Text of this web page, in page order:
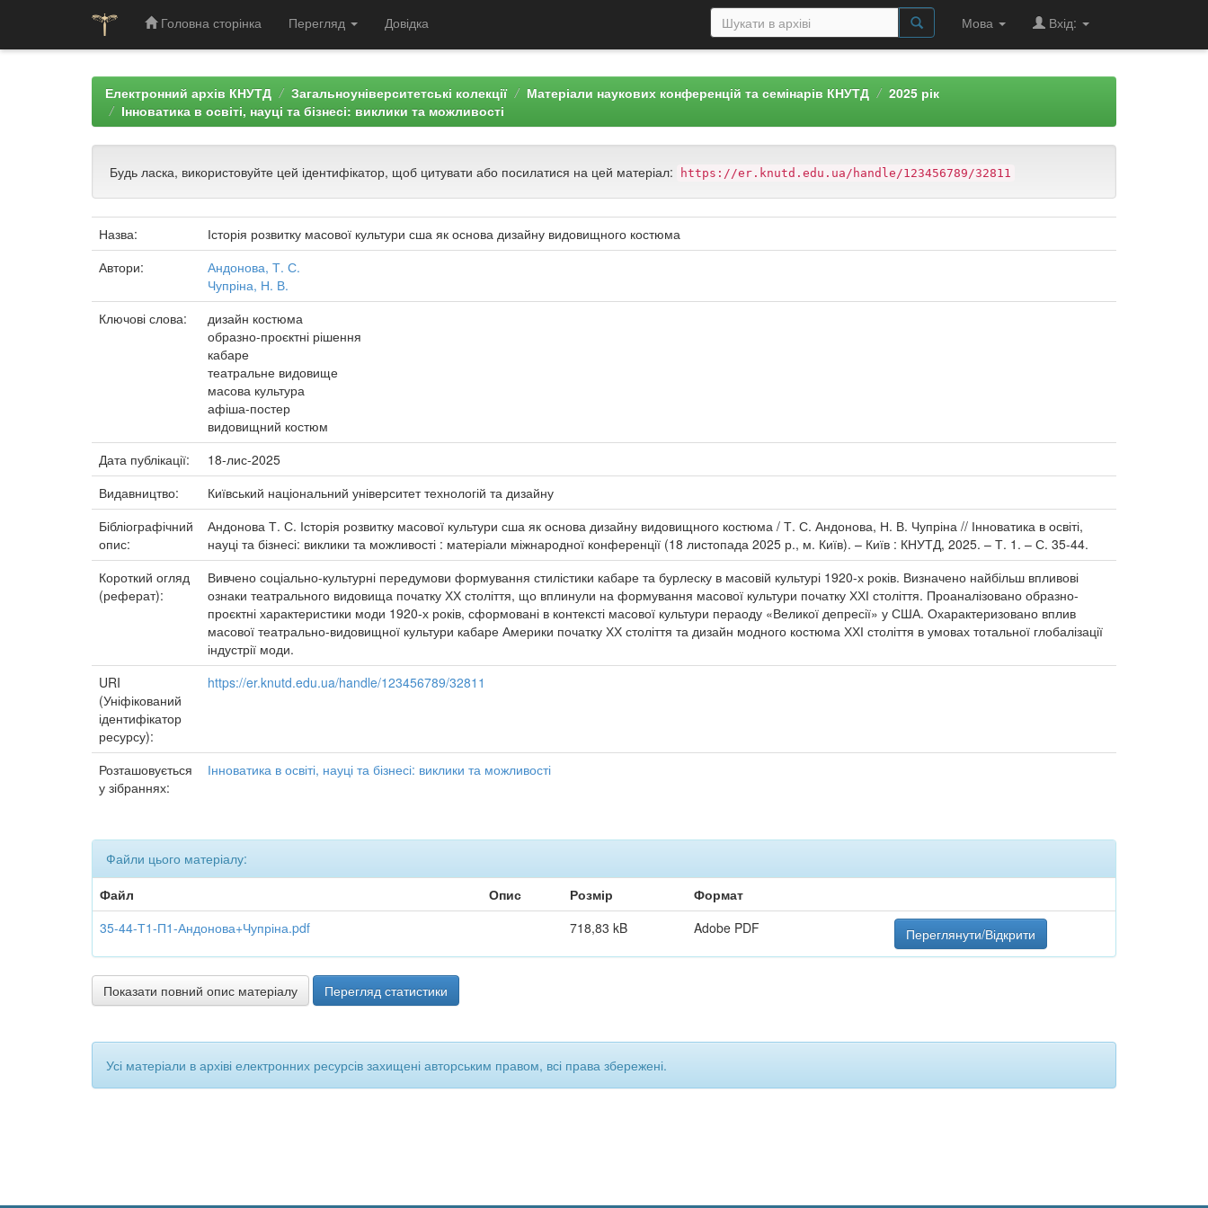
Головна сторінка Перегляд Довідка Мова Вхід:
Електронний архів КНУТД Загальноуніверситетські колекції Матеріали наукових конференцій та семінарів КНУТД
2025 рік
Інноватика в освіті, науці та бізнесі: виклики та можливості
Будь ласка, використовуйте цей ідентифікатор, щоб цитувати або посилатися на цей матеріал: https://er.knutd.edu.ua/handle/123456789/32811
Назва:
Історія розвитку масової культури сша як основа дизайну видовищного костюма
Автори:
Андонова, Т. С.
Чупріна, Н. В.
Ключові слова:
дизайн костюма
образно-проєктні рішення
кабаре
театральне видовище
масова культура
афіша-постер
видовищний костюм
Дата публікації:
18-лис-2025
Видавництво:
Київський національний університет технологій та дизайну
Бібліографічний
опис:
Андонова Т. С. Історія розвитку масової культури сша як основа дизайну видовищного костюма / Т. С. Андонова, Н. В. Чупріна // Інноватика в освіті,
науці та бізнесі: виклики та можливості : матеріали міжнародної конференції (18 листопада 2025 р., м. Київ). – Київ : КНУТД, 2025. – Т. 1. – С. 35-44.
Короткий огляд
(реферат):
Вивчено соціально-культурні передумови формування стилістики кабаре та бурлеску в масовій культурі 1920-х років. Визначено найбільш впливові
ознаки театрального видовища початку ХХ століття, що вплинули на формування масової культури початку ХХІ століття. Проаналізовано образно-
проєктні характеристики моди 1920-х років, сформовані в контексті масової культури пераоду «Великої депресії» у США. Охарактеризовано вплив
масової театрально-видовищної культури кабаре Америки початку ХХ століття та дизайн модного костюма ХХІ століття в умовах тотальної глобалізації
індустрії моди.
URI
(Уніфікований
ідентифікатор
ресурсу):
https://er.knutd.edu.ua/handle/123456789/32811
Розташовується
у зібраннях:
Інноватика в освіті, науці та бізнесі: виклики та можливості
Файли цього матеріалу:
Файл
Опис Розмір
Формат
35-44-Т1-П1-Андонова+Чупріна.pdf
718,83 kB Adobe PDF Переглянути/Відкрити
Показати повний опис матеріалу Перегляд статистики
Усі матеріали в архіві електронних ресурсів захищені авторським правом, всі права збережені.